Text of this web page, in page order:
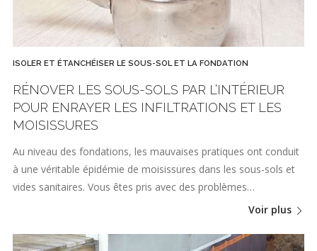
ISOLER ET ÉTANCHÉISER LE SOUS-SOL ET LA FONDATION
RÉNOVER LES SOUS-SOLS PAR L’INTÉRIEUR
POUR ENRAYER LES INFILTRATIONS ET LES
MOISISSURES
Au niveau des fondations, les mauvaises pratiques ont conduit
à une véritable épidémie de moisissures dans les sous-sols et
vides sanitaires. Vous êtes pris avec des problèmes…
Voir plus